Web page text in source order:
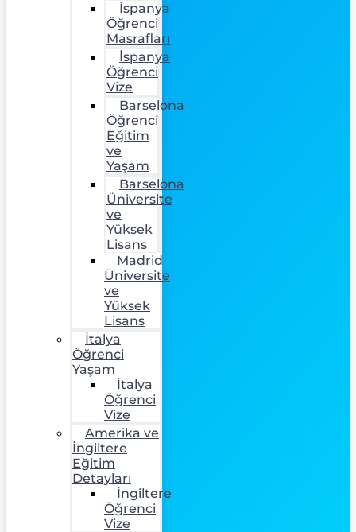
İspanya
Öğrenci
Masrafları
İspanya
Öğrenci
Vize
Barselona
Öğrenci
Eğitim
ve
Yaşam
Barselona
Üniversite
ve
Yüksek
Lisans
Madrid
Üniversite
ve
Yüksek
Lisans
İtalya
Öğrenci
Yaşam
İtalya
Öğrenci
Vize
Amerika ve
İngiltere
Eğitim
Detayları
İngiltere
Öğrenci
Vize